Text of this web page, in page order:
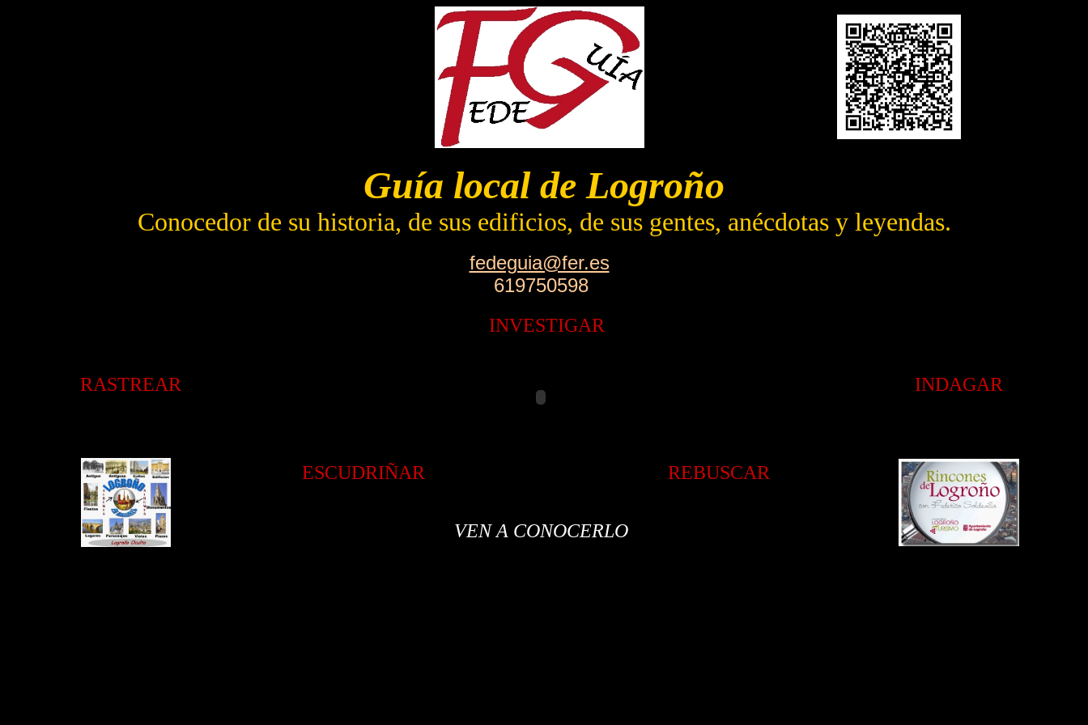
Guía local de Logroño
Conocedor de su historia, de sus edificios, de sus gentes, anécdotas y leyendas.
fedeguia@fer.es
619750598
INVESTIGAR
RASTREAR INDAGAR
ESCUDRIÑAR REBUSCAR
VEN A CONOCERLO